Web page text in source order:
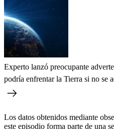
Experto lanzó preocupante
podría enfrentar la Tierra si no se
Los datos obtenidos mediante
este episodio forma parte de una